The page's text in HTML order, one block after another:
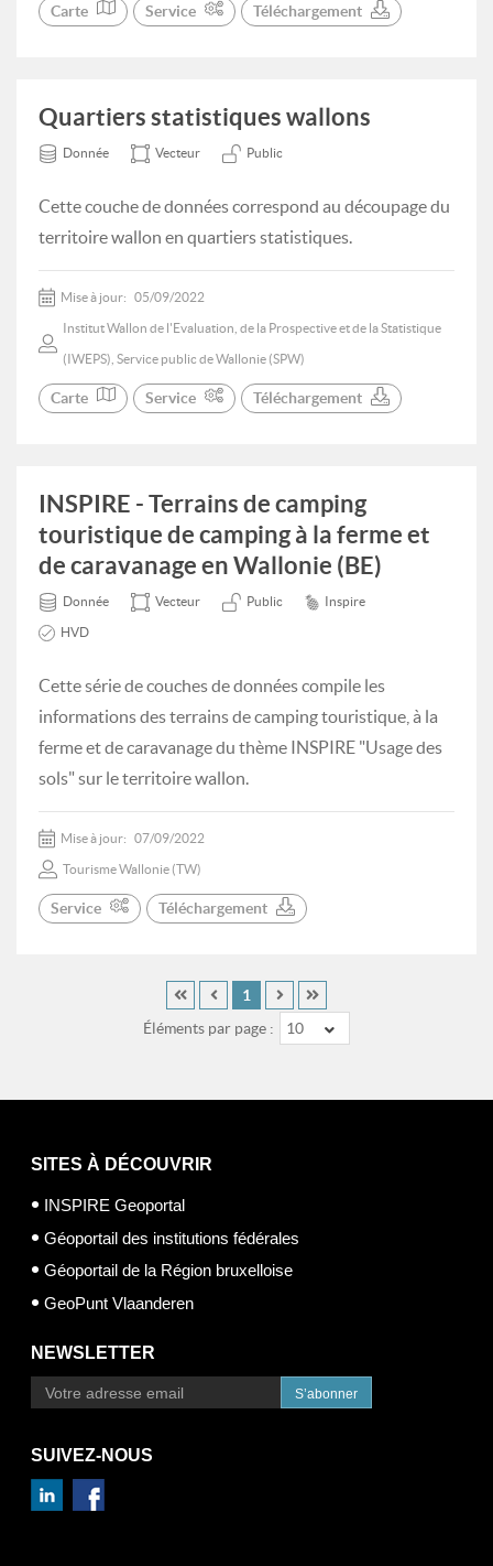
Carte Service Téléchargement
Quartiers statistiques wallons
Donnée Vecteur Public
Cette couche de données correspond au découpage du
territoire wallon en quartiers statistiques.
Mise à jour: 05/09/2022
Institut Wallon de l'Evaluation, de la Prospective et de la Statistique
(IWEPS), Service public de Wallonie (SPW)
Carte Service Téléchargement
INSPIRE - Terrains de camping
touristique de camping à la ferme et
de caravanage en Wallonie (BE)
Donnée Vecteur Public Inspire
HVD
Cette série de couches de données compile les
informations des terrains de camping touristique, à la
ferme et de caravanage du thème INSPIRE "Usage des
sols" sur le territoire wallon.
Mise à jour: 07/09/2022
Tourisme Wallonie (TW)
Service Téléchargement
Éléments par page : 10
1
SITES À DÉCOUVRIR
INSPIRE Geoportal
Géoportail des institutions fédérales
Géoportail de la Région bruxelloise
GeoPunt Vlaanderen
NEWSLETTER
S’abonner
SUIVEZ-NOUS